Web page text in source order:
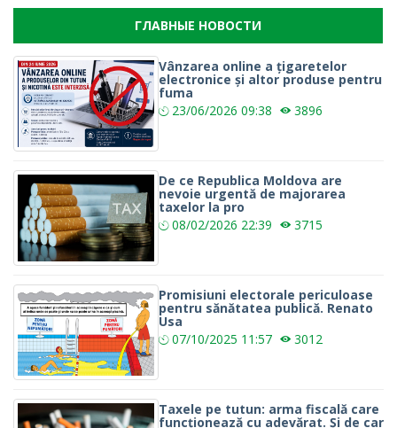
ГЛАВНЫЕ НОВОСТИ
Vânzarea online a țigaretelor
electronice și altor produse pentru
fuma
23/06/2026 09:38 3896
De ce Republica Moldova are
nevoie urgentă de majorarea
taxelor la pro
08/02/2026 22:39 3715
Promisiuni electorale periculoase
pentru sănătatea publică. Renato
Usa
07/10/2025 11:57 3012
Taxele pe tutun: arma fiscală care
funcționează cu adevărat. Și de car